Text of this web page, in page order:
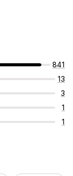
841
13
3
1
1